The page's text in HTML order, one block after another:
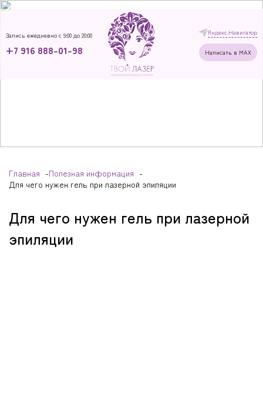
Запись ежедневно с 9:00 до 20:00
+7 916 888-01-98 Написать в MAX
Главная
Полезная информация
Для чего нужен гель при лазерной эпиляции
Для чего нужен гель при лазерной
эпиляции